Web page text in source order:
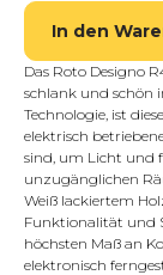
In den
Das Roto Designo
schlank und schön
Technologie, ist
elektrisch
sind, um Licht und
unzugänglichen
Weiß lackiertem
Funktionalität und
höchsten Maß an
elektronisch